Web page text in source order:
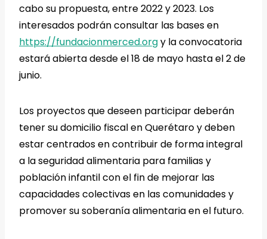
cabo su propuesta, entre 2022 y 2023. Los
interesados podrán consultar las bases en
https://fundacionmerced.orgy la convocatoria
estará abierta desde el 18 de mayo hasta el 2 de
junio.
Los proyectos que deseen participar deberán
tener su domicilio fiscal en Querétaro y deben
estar centrados en contribuir de forma integral
a la seguridad alimentaria para familias y
población infantil con el fin de mejorar las
capacidades colectivas en las comunidades y
promover su soberanía alimentaria en el futuro.